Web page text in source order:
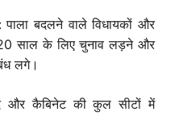
बदलने वाले विधायकों और
साल के लिए चुनाव लड़ने और
लगे।
और कैबिनेट की कुल सीटों में